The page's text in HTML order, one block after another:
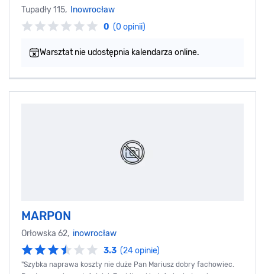
Tupadły 115,
Inowrocław
0 (0 opinii)
Warsztat nie udostępnia kalendarza online.
MARPON
Orłowska 62, inowrocław
3.3 (24 opinie)
"Szybka naprawa koszty nie duże Pan Mariusz dobry fachowiec.